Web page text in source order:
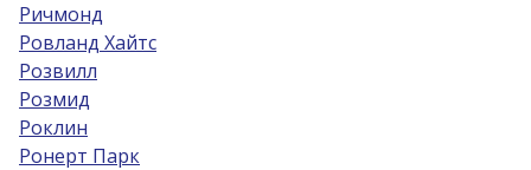
Ричмонд
Ровланд Хайтс
Розвилл
Розмид
Роклин
Ронерт Парк